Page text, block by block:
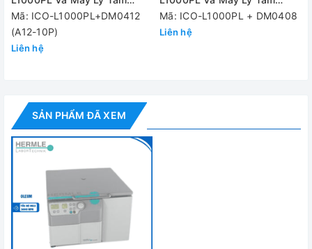
Tốc độ tối đa 3,000 vòng/phút
Dung tích ly tâm
nhất
Dải tốc độ điều
khiển
200 đến 3,000 vòng/phút
Thời gian cài
99 giờ 59 phút
Kích thước máy
Khối lượng 72 kg
DM0412 (A12-10P)
Mã: ICO-L1000PL+DM0412
(A12-10P)
Liên hệ
DM0408
Mã: ICO-L1000PL + DM0408
Liên hệ
SẢN PHẨM ĐÃ XEM